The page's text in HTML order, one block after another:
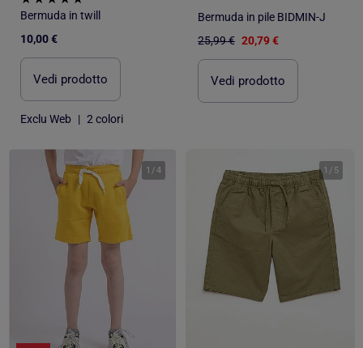
Bermuda in twill
10,00 €
Vedi prodotto
Exclu Web | 2 colori
Bermuda in pile BIDMIN-J
25,99 € 20,79 €
Vedi prodotto
1 /4 1 / 5